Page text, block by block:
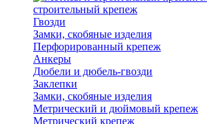
строительный крепеж
Гвозди
Замки, скобяные изделия
Перфорированный крепеж
Анкеры
Дюбели и дюбель-гвозди
Заклепки
Замки, скобяные изделия
Метрический и дюймовый крепеж
Метрический крепеж